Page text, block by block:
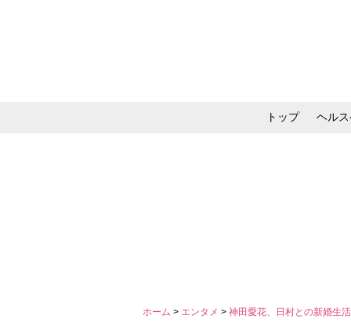
トップ ヘル
ホーム > エンタメ > 神田愛花、日村との新婚生